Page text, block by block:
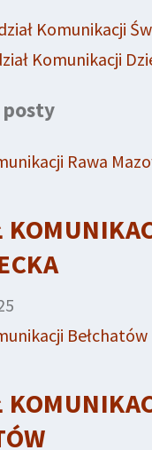
Komunikacji
Komunikacji